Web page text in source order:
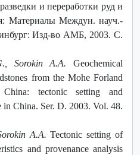
и переработки руд и
Материалы Междун. науч.-
Изд-во АМБ, 2003. С.
Sorokin A.A. Geochemical
from the Mohe Forland
China: tectonic setting and
in China. Ser. D. 2003. Vol. 48.
A.A. Tectonic setting of
and provenance analysis